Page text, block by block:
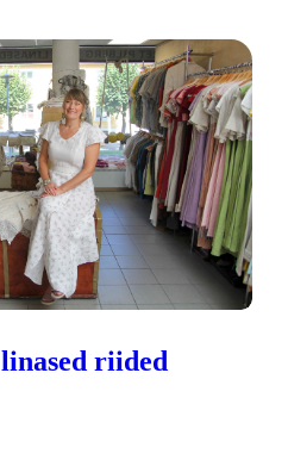
riided